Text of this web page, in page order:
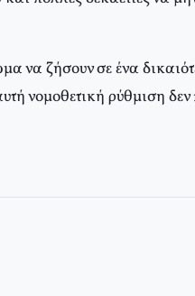
να ζήσουν σε ένα
νομοθετική ρύθμιση